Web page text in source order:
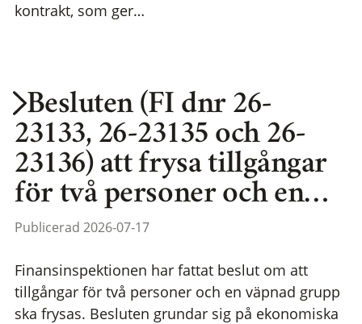
kontrakt, som ger…
Besluten (FI dnr 26-
23133, 26-23135 och 26-
23136) att frysa tillgångar
för två personer och en…
Publicerad 2026-07-17
Finansinspektionen har fattat beslut om att
tillgångar för två personer och en väpnad grupp
ska frysas. Besluten grundar sig på ekonomiska